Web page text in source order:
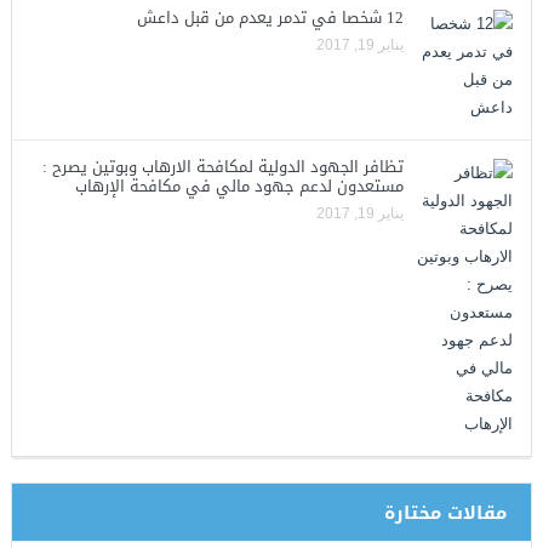
12 شخصا في تدمر يعدم من قبل داعش
يناير 19, 2017
تظافر الجهود الدولية لمكافحة الارهاب وبوتين يصرح :
مستعدون لدعم جهود مالي في مكافحة الإرهاب
يناير 19, 2017
مقالات مختارة